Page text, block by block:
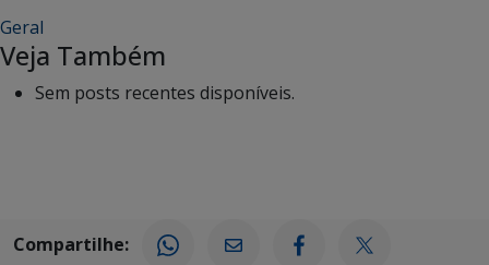
Geral
Veja Também
Sem posts recentes disponíveis.
Compartilhe: